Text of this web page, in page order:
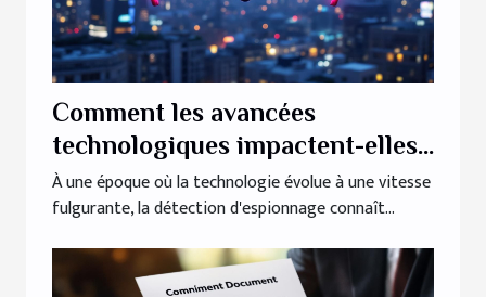
Comment les avancées
technologiques impactent-elles
la détection d'espionnage ?
À une époque où la technologie évolue à une vitesse
fulgurante, la détection d'espionnage connaît...